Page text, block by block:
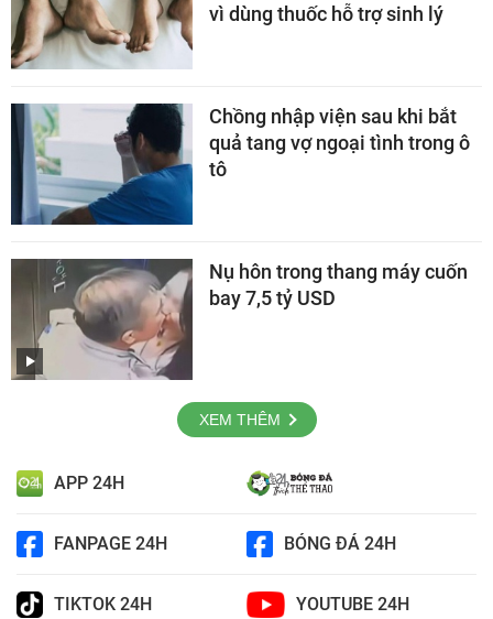
vì dùng thuốc hỗ trợ sinh lý
Chồng nhập viện sau khi bắt
quả tang vợ ngoại tình trong ô
tô
Nụ hôn trong thang máy cuốn
bay 7,5 tỷ USD
XEM THÊM
APP 24H
FANPAGE 24H BÓNG ĐÁ 24H
TIKTOK 24H YOUTUBE 24H